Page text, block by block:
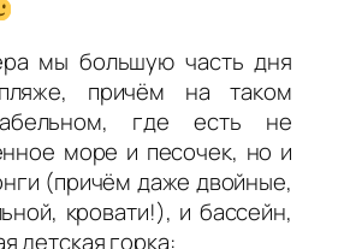
мы большую часть дня
причём на таком
где есть не
море и песочек, но и
(причём даже двойные,
кровати!), и бассейн,
детская горка: